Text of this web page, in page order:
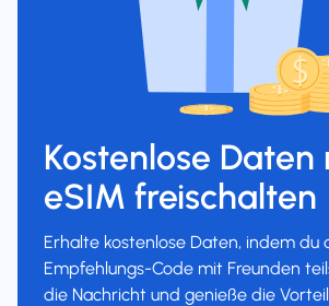
Kostenlose Daten
eSIM freischalten
Erhalte kostenlose Daten, indem du
Empfehlungs-Code mit Freunden
die Nachricht und genieße die